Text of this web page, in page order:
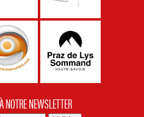
NOTRE NEWSLETTER